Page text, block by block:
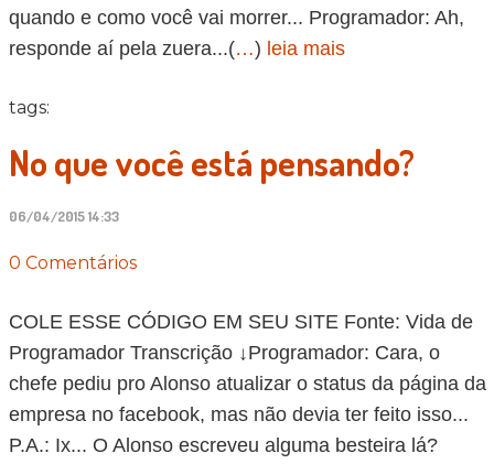
quando e como você vai morrer... Programador: Ah,
responde aí pela zuera...(…) leia mais
tags:
No que você está pensando?
06/04/2015 14:33
0 Comentários
COLE ESSE CÓDIGO EM SEU SITE Fonte: Vida de
Programador Transcrição ↓Programador: Cara, o
chefe pediu pro Alonso atualizar o status da página da
empresa no facebook, mas não devia ter feito isso...
P.A.: Ix... O Alonso escreveu alguma besteira lá?